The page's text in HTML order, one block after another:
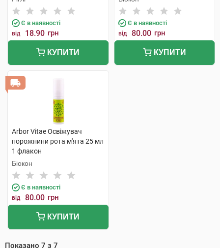
Є в наявності
від 18.90 грн
КУПИТИ
Є в наявності
від 80.00 грн
КУПИТИ
Arbor Vitae Освіжувач
порожнини рота м'ята 25 мл
1 флакон
Біокон
Є в наявності
від 80.00 грн
КУПИТИ
Показано 7 з 7